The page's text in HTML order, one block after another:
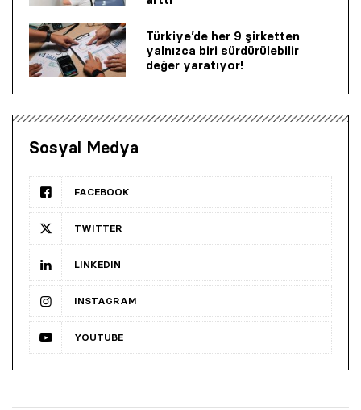
Türkiye’de her 9 şirketten
yalnızca biri sürdürülebilir
değer yaratıyor!
Sosyal Medya
FACEBOOK
TWITTER
LINKEDIN
INSTAGRAM
YOUTUBE